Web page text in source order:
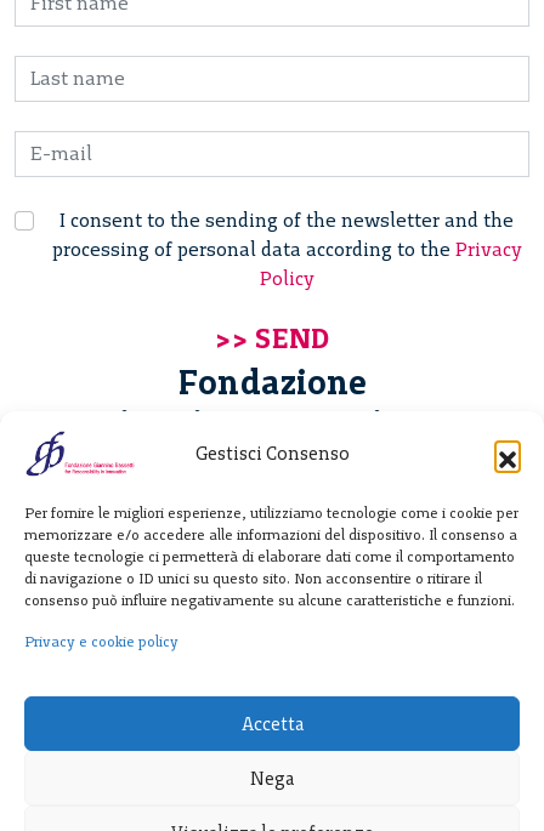
Gestisci Consenso
Per fornire le migliori esperienze, utilizziamo tecnologie come i cookie per
memorizzare e/o accedere alle informazioni del dispositivo. Il consenso a
queste tecnologie ci permetterà di elaborare dati come il comportamento
di navigazione o ID unici su questo sito. Non acconsentire o ritirare il
consenso può influire negativamente su alcune caratteristiche e funzioni.
Privacy e cookie policy
Accetta
Nega
I consent to the sending of the newsletter and the
processing of personal data according to the Privacy
Policy
Fondazione
Giannino Bassetti ETS
20122 Milano - Italia
T. +39 02 781933
F. + 39 02 76392030
info@fondazionebassetti.org
p.i. 12520270153